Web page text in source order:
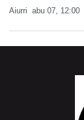
Aiurri abu 07, 12:00